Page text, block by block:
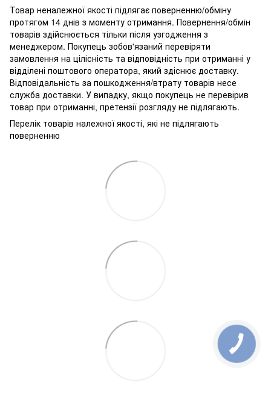
Товар неналежної якості підлягає поверненню/обміну
протягом 14 днів з моменту отримання. Повернення/обмін
товарів здійснюється тільки після узгодження з
менеджером. Покупець зобов'язаний перевіряти
замовлення на цілісність та відповідність при отриманні у
відділені поштового оператора, який здіснює доставку.
Відповідальність за пошкодження/втрату товарів несе
служба доставки. У випадку, якщо покупець не перевірив
товар при отриманні, претензії розгляду не підлягають.
Перелік товарів належної якості, які не підлягають
поверненню